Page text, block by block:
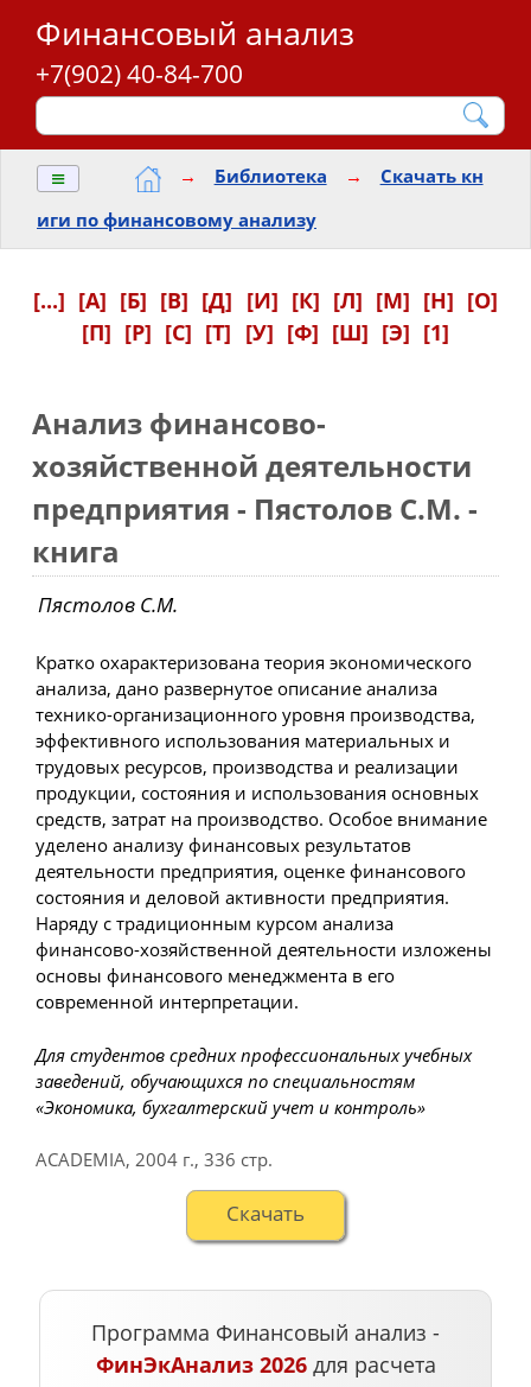
Финансовый анализ
+7(902) 40-84-700
≡ → Библиотека →
Скачать кн
иги по финансовому анализу
[...] [А] [Б] [В] [Д] [И] [К] [Л] [М] [Н] [О]
[П] [Р] [С] [Т] [У] [Ф] [Ш] [Э] [1]
Анализ финансово-
хозяйственной деятельности
предприятия - Пястолов С.М. -
книга
Пястолов С.М.
Кратко охарактеризована теория экономического
анализа, дано развернутое описание анализа
технико-организационного уровня производства,
эффективного использования материальных и
трудовых ресурсов, производства и реализации
продукции, состояния и использования основных
средств, затрат на производство. Особое внимание
уделено анализу финансовых результатов
деятельности предприятия, оценке финансового
состояния и деловой активности предприятия.
Наряду с традиционным курсом анализа
финансово-хозяйственной деятельности изложены
основы финансового менеджмента в его
современной интерпретации.
Для студентов средних профессиональных учебных
заведений, обучающихся по специальностям
«Экономика, бухгалтерский учет и контроль»
ACADEMIA, 2004 г., 336 стр.
Cкачать
Программа Финансовый анализ -
ФинЭкАнализ 2026для расчета